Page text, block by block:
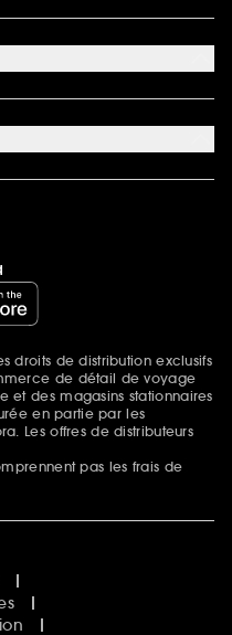
droits de distribution exclusifs
de détail de voyage
des magasins stationnaires
en partie par les
Les offres de distributeurs
pas les frais de